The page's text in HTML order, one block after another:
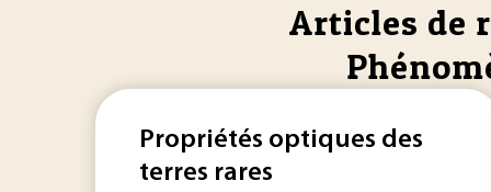
Articles de
Propriétés optiques des
terres rares